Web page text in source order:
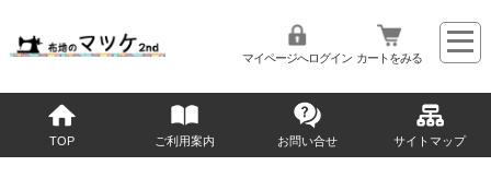
マイページへログイン カートをみる
TOP ご利用案内 お問い合せ サイトマップ